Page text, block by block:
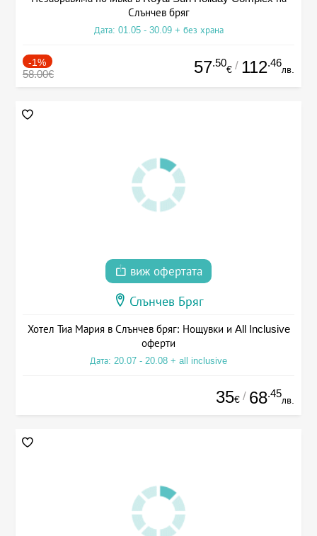
Слънчев бряг
Дата: 01.05 - 30.09 + без храна
-1%
58.00€ 57.50
€ / 112.46
лв.
виж офертата
Слънчев Бряг
Хотел Тиа Мария в Слънчев бряг: Нощувки и All Inclusive
оферти
Дата: 20.07 - 20.08 + all inclusive
35€ / 68.45
лв.